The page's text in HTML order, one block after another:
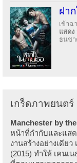
ฝา
เข้าฉ
แสดง
ธนช
เกร็ดภาพยนตร์
Manchester by
หน้าที่กำกับและแส
งานสร้างอย่างเดีย
(2015) ทำให้ เคนเ